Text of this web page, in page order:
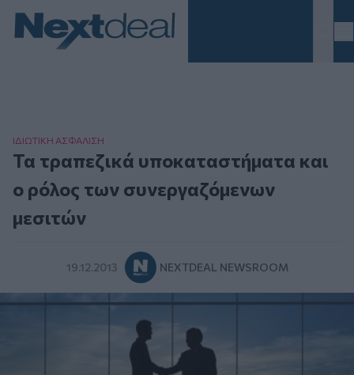
ΙΔΙΩΤΙΚΗ ΑΣΦAΛΙΣΗ
Τα τραπεζικά υποκαταστήματα και
ο ρόλος των συνεργαζόμενων
μεσιτών
19.12.2013 NEXTDEAL NEWSROOM